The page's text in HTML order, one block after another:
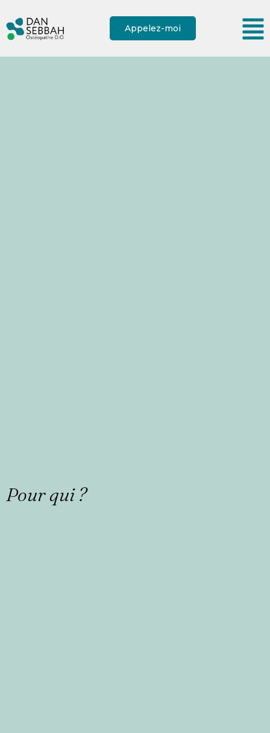
Appelez-moi
Pour qui ?